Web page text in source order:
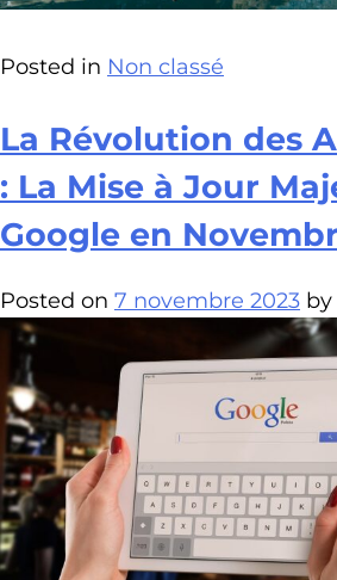
Posted in Non classé
La Révolution des
: La Mise à Jour
Google en
Posted on 7 novembre 2023 by